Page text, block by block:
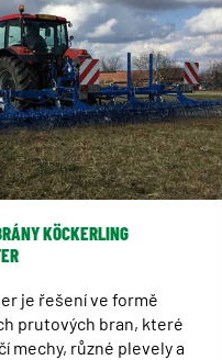
KÖCKERLING
je řešení ve formě
prutových bran, které
mechy, různé plevely a